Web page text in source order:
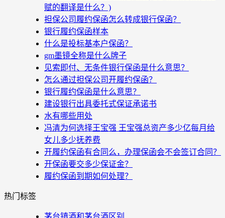
赋的翻译是什么？)
担保公司履约保函怎么转成银行保函？
银行履约保函样本
什么是投标基本户保函？
gm墨镜全称是什么牌子
见索即付、无条件银行保函是什么意思？
怎么通过担保公司开履约保函？
银行履约保函是什么意思？
建设银行出具委托式保证承诺书
水有哪些用处
冯清为何选择王宝强 王宝强总资产多少亿每月给
女儿多少抚养费
开履约保函有合同么，办理保函会不会签订合同？
开保函要交多少保证金？
履约保函到期如何处理？
热门标签
茅台镇酒和茅台酒区别